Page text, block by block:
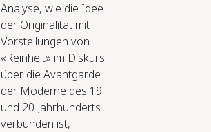
Analyse, wie die Idee
der Originalität mit
Vorstellungen von
«Reinheit» im Diskurs
über die Avantgarde
der Moderne des 19.
und 20 Jahrhunderts
verbunden ist,